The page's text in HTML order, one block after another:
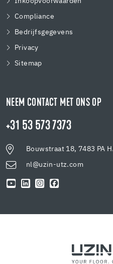
Compliance
Bedrijfsgegevens
Privacy
Sitemap
NEEM CONTACT MET ONS OP
+31 53 573 7373
Bouwstraat 18, 7483 PA
nl@uzin-utz.com